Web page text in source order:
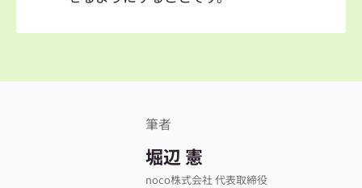
筆者
堀辺 憲
noco株式会社 代表取締役